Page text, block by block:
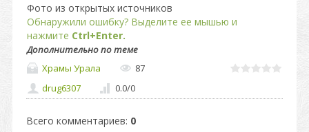
Фото из открытых источников
Обнаружили ошибку? Выделите ее мышью и
нажмите Ctrl+Enter.
Дополнительно по теме
Храмы Урала
87
drug6307
0.0/0
Всего комментариев: 0